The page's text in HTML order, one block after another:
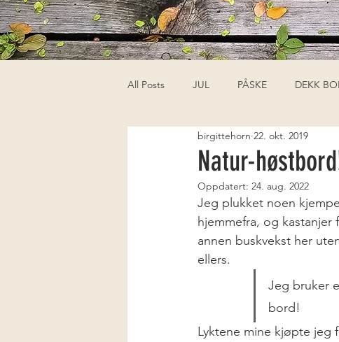
All Posts JUL PÅSKE DEKK
Natur-
birgittehorn 22. okt. 2019
Oppdatert: 24. aug. 2022
Jeg plukket noen
hjemmefra, og kastanjer
annen buskvekst her
ellers.
Jeg bruker
bord!
Lyktene mine kjøpte jeg